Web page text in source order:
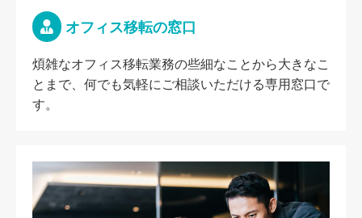
オフィス移転の窓口
煩雑なオフィス移転業務の些細なことから大きなこ
とまで、何でも気軽にご相談いただける専用窓口で
す。